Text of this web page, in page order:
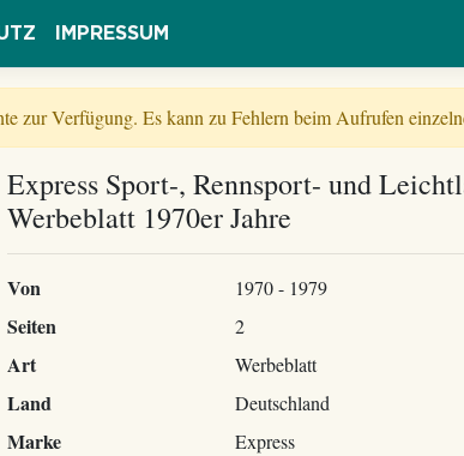
IMPRESSUM
zur Verfügung. Es kann zu Fehlern beim Aufrufen
Express Sport-, Rennsport- und
Werbeblatt 1970er Jahre
Von 1970 - 1979
Seiten 2
Art Werbeblatt
Land Deutschland
Marke Express